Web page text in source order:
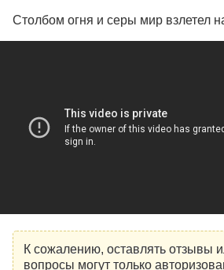
Столбом огня и серы мир взлетел
К сожалению, оставлять отзывы
вопросы могут только